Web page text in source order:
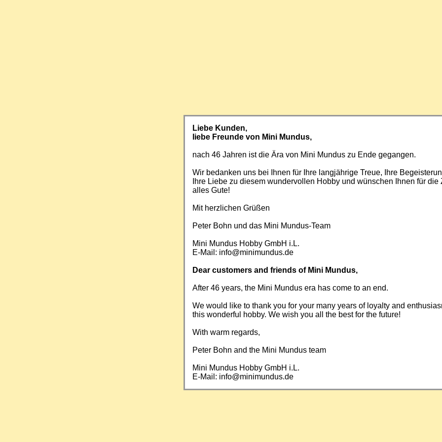
Liebe Kunden,
liebe Freunde von Mini Mundus,
nach 46 Jahren ist die Ära von Mini Mundus zu Ende gegangen.
Wir bedanken uns bei Ihnen für Ihre langjährige Treue, Ihre
Ihre Liebe zu diesem wundervollen Hobby und wünschen Ihnen für die
alles Gute!
Mit herzlichen Grüßen
Peter Bohn und das Mini Mundus-Team
Mini Mundus Hobby GmbH i.L.
E-Mail: info@minimundus.de
Dear customers and friends of Mini Mundus,
After 46 years, the Mini Mundus era has come to an end.
We would like to thank you for your many years of loyalty and
this wonderful hobby. We wish you all the best for the future!
With warm regards,
Peter Bohn and the Mini Mundus team
Mini Mundus Hobby GmbH i.L.
E-Mail: info@minimundus.de